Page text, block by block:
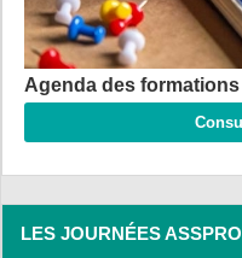
LES JOURNÉES ASSPRO